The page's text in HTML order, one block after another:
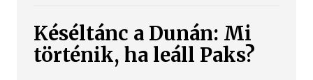
Késéltánc a Dunán: Mi
történik, ha leáll Paks?